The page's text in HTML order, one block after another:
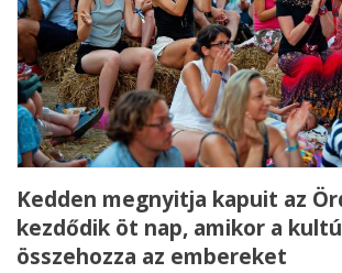
Kedden megnyitja kapuit az
kezdődik öt nap, amikor a
összehozza az embereket